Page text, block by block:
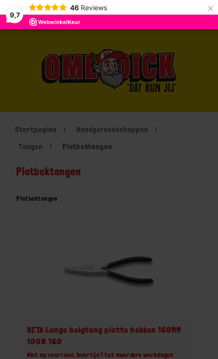
9,7
46 Reviews ×
Startpagina
Handgereedschappen
Tangen
Platbektangen
Platbektangen
Platbektangen
BETA Lange buigtang platte bekken 160MM
1008 160
Niet op voorraad, levertijd 1 tot meerdere werkdagen